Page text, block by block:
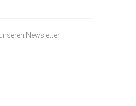
Newsletter